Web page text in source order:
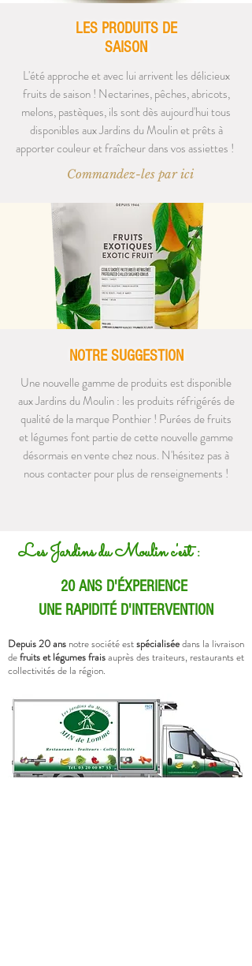
LES PRODUITS DE
SAISON
L'été approche et avec lui arrivent les délicieux
fruits de saison ! Nectarines, pêches, abricots,
melons, pastèques, ils sont dès aujourd'hui tous
disponibles aux Jardins du Moulin et prêts à
apporter couleur et fraîcheur dans vos assiettes !
Commandez-les par ici
NOTRE SUGGESTION
Une nouvelle gamme de produits est disponible
aux Jardins du Moulin : les produits réfrigérés de
qualité de la marque Ponthier ! Purées de fruits
et légumes font partie de cette nouvelle gamme
désormais en vente chez nous. N'hésitez pas à
nous contacter pour plus de renseignements !
Les Jardins du Moulin c'est :
20 ANS D'ÉXPERIENCE
UNE RAPIDITÉ D'INTERVENTION
Depuis 20 ans notre société estspécialiséedans la livraison
defruits et légumes fraisauprès des traiteurs, restaurants et
collectivités de la région.